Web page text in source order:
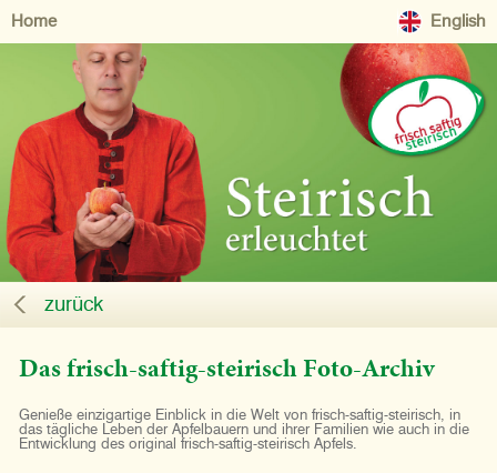
Home English
zurück
Das frisch-saftig-steirisch Foto-Archiv
Genieße einzigartige Einblick in die Welt von frisch-saftig-steirisch, in
das tägliche Leben der Apfelbauern und ihrer Familien wie auch in die
Entwicklung des original frisch-saftig-steirisch Apfels.